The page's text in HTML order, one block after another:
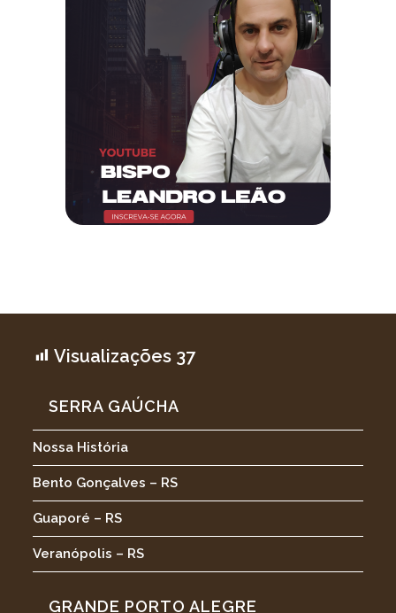
Visualizações 37
SERRA GAÚCHA
Nossa História
Bento Gonçalves – RS
Guaporé – RS
Veranópolis – RS
GRANDE PORTO ALEGRE